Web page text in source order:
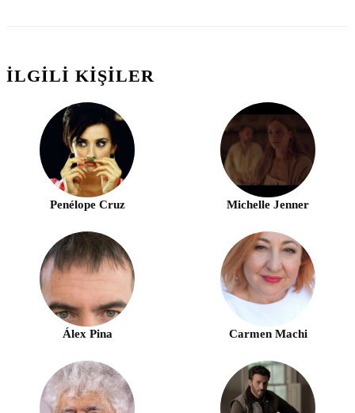
İLGILI KIŞILER
Penélope Cruz Michelle Jenner
Álex Pina Carmen Machi